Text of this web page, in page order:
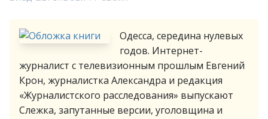
Одесса, середина нулевых
годов. Интернет-
журналист с телевизионным прошлым Евгений
Крон, журналистка Александра и редакция
«Журналистского расследования» выпускают
Слежка, запутанные версии, уголовщина и